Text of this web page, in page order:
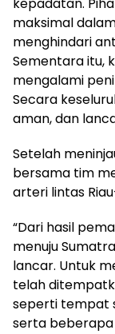
kepadatan.
maksimal
menghindari
Sementara itu,
mengalami
Secara
aman, dan
Setelah
bersama tim
arteri lintas
“Dari hasil
menuju
lancar. Untuk
telah
seperti tempat
serta beberapa